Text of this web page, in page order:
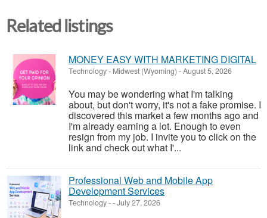
Related listings
MONEY EASY WITH MARKETING DIGITAL
Technology- Midwest (Wyoming) -August 5, 2026
You may be wondering what I'm talking
about, but don't worry, it's not a fake promise. I
discovered this market a few months ago and
I'm already earning a lot. Enough to even
resign from my job. I invite you to click on the
link and check out what I'...
Professional Web and Mobile App
Development Services
Technology--July 27, 2026